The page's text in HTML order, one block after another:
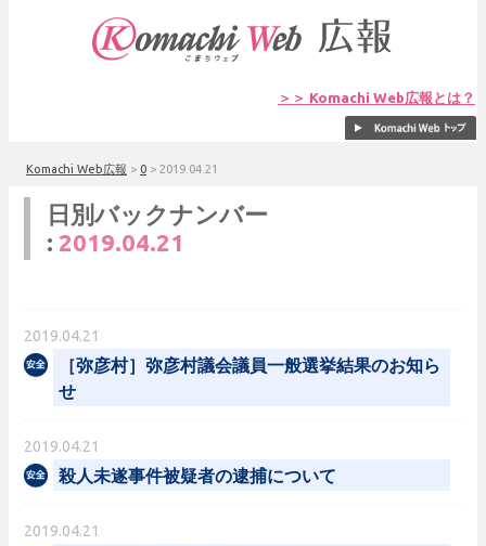
＞＞ Komachi Web広報とは？
Komachi Web広報 > 0 > 2019.04.21
日別バックナンバー
: 2019.04.21
2019.04.21
［弥彦村］弥彦村議会議員一般選挙結果のお知ら
せ
2019.04.21
殺人未遂事件被疑者の逮捕について
2019.04.21